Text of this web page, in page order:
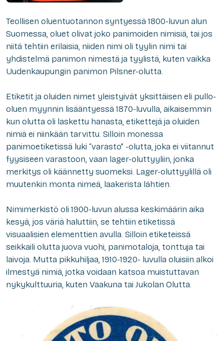
Teollisen oluentuotannon syntyessä 1800-luvun alun
Suomessa, oluet olivat joko panimoiden nimisiä, tai jos
niitä tehtiin erilaisia, niiden nimi oli tyylin nimi tai
yhdistelmä panimon nimestä ja tyylistä, kuten vaikka
Uudenkaupungin panimon Pilsner-olutta.
Etiketit ja oluiden nimet yleistyivät yksittäisen eli pullo-
oluen myynnin lisääntyessä 1870-luvulla, aikaisemmin
kun olutta oli laskettu hanasta, etikettejä ja oluiden
nimiä ei niinkään tarvittu. Silloin monessa
panimoetiketissä luki “varasto” -olutta, joka ei viitannut
fyysiseen varastoon, vaan lager-oluttyyliin, jonka
merkitys oli käännetty suomeksi. Lager-oluttyylillä oli
muutenkin monta nimeä, laakerista lähtien.
Nimimerkistö oli 1900-luvun alussa keskimäärin aika
kesyä, jos väriä haluttiin, se tehtiin etiketissä
visuaalisien elementtien avulla. Silloin etiketeissä
seikkaili olutta juova vuohi, panimotaloja, tonttuja tai
laivoja. Mutta pikkuhiljaa, 1910-1920- luvulla oluisiin alkoi
ilmestyä nimiä, jotka voidaan katsoa muistuttavan
nykykulttuuria, kuten Vaakuna tai Jukolan Olutta.